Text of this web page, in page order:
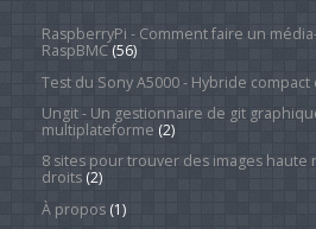
RaspberryPi - Comment faire un
RaspBMC(56)
Test du Sony A5000 - Hybride
Ungit - Un gestionnaire de git
multiplateforme (2)
8 sites pour trouver des images haute
droits(2)
À propos(1)